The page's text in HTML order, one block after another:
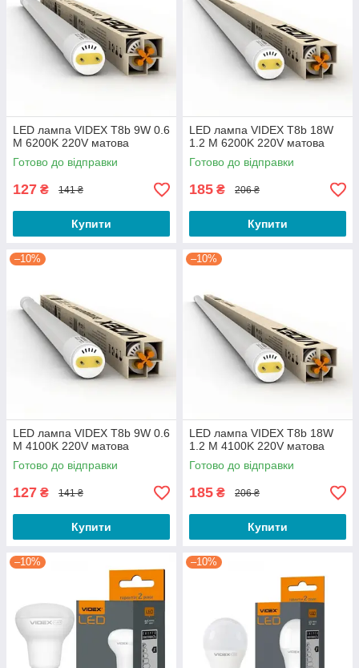
LED лампа VIDEX T8b 9W 0.6
M 6200K 220V матова
Готово до відправки
127 ₴ 141 ₴
Купити
LED лампа VIDEX T8b 18W
1.2 M 6200K 220V матова
Готово до відправки
185 ₴ 206 ₴
Купити
–10%
LED лампа VIDEX T8b 9W 0.6
M 4100K 220V матова
Готово до відправки
127 ₴ 141 ₴
Купити
–10%
LED лампа VIDEX T8b 18W
1.2 M 4100K 220V матова
Готово до відправки
185 ₴ 206 ₴
Купити
–10% –10%